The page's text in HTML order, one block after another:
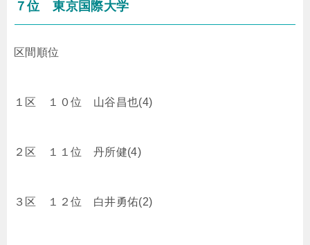
７位 東京国際大学
区間順位
１区 １０位 山谷昌也(4)
２区 １１位 丹所健(4)
３区 １２位 白井勇佑(2)